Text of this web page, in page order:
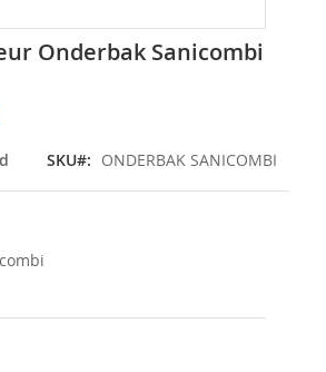
Onderbak Sanicombi
SKU ONDERBAK SANICOMBI